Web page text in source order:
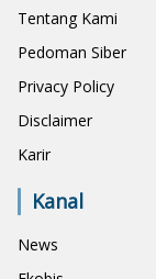
Tentang Kami
Pedoman Siber
Privacy Policy
Disclaimer
Karir
Kanal
News